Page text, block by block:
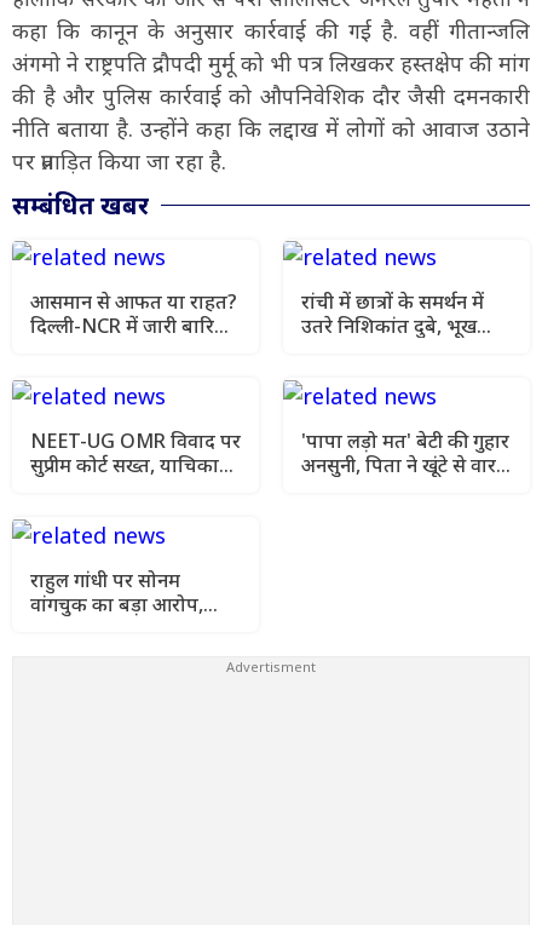
कहा कि कानून के अनुसार कार्रवाई की गई है. वहीं गीतान्जलि
अंगमो ने राष्ट्रपति द्रौपदी मुर्मू को भी पत्र लिखकर हस्तक्षेप की मांग
की है और पुलिस कार्रवाई को औपनिवेशिक दौर जैसी दमनकारी
नीति बताया है. उन्होंने कहा कि लद्दाख में लोगों को आवाज उठाने
पर प्रताड़ित किया जा रहा है.
सम्बंधित खबर
आसमान से आफत या राहत?
दिल्ली-NCR में जारी बारिश
रांची में छात्रों के समर्थन में
उतरे निशिकांत दुबे, भूख
NEET-UG OMR विवाद पर
सुप्रीम कोर्ट सख्त, याचिका
'पापा लड़ो मत' बेटी की गुहार
अनसुनी, पिता ने खूंटे से वार
राहुल गांधी पर सोनम
वांगचुक का बड़ा आरोप,